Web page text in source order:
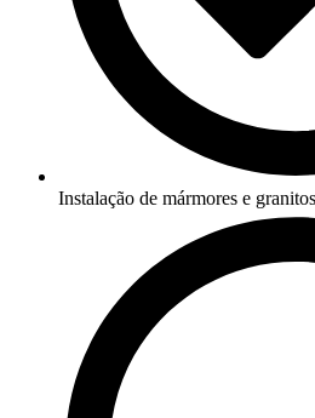
Instalação de mármores e